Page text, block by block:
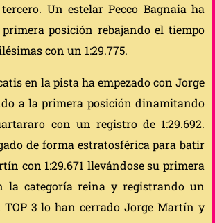
Un estelar Pecco Bagnaia ha
posición rebajando el tiempo
con un 1:29.775.
en la pista ha empezado con Jorge
a la primera posición dinamitando
con un registro de 1:29.692.
de forma estratosférica para batir
con 1:29.671 llevándose su primera
la categoría reina y registrando un
TOP 3 lo han cerrado Jorge Martín y